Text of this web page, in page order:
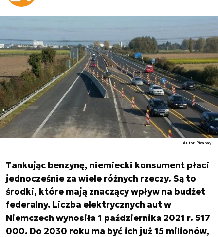
Autor. Pixabay
Tankując benzynę, niemiecki konsument płaci
jednocześnie za wiele różnych rzeczy. Są to
środki, które mają znaczący wpływ na budżet
federalny. Liczba elektrycznych aut w
Niemczech wynosiła 1 października 2021 r. 517
000. Do 2030 roku ma być ich już 15 milionów,